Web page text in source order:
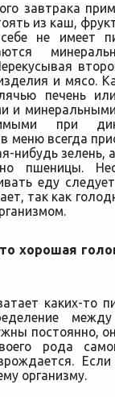
завтрака
из каш,
не имеет
и мясо.
печень
и
при
меню всегда
нибудь зелень,
пшеницы.
еду
так как
хорошая
каких-то
постоянно,
рода
Если
организму.